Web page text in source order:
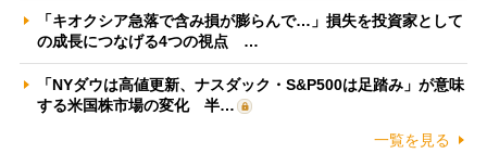
「キオクシア急落で含み損が膨らんで…」損失を投資家として
の成長につなげる4つの視点 …
「NYダウは高値更新、ナスダック・S&P500は足踏み」が意味
する米国株市場の変化 半…
一覧を見る